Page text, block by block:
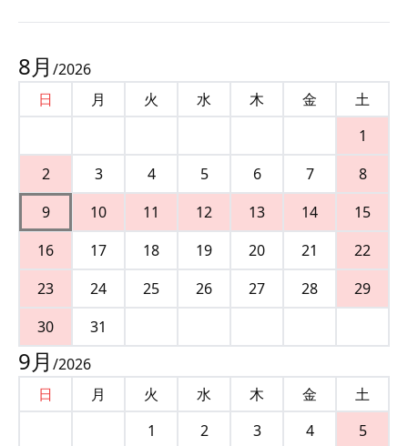
8月 /2026
日
月 火 水 木 金
土
1
2
3 4 5 6 7
8
9
10 11 12 13 14
15
16
17 18 19 20 21
22
23
24 25 26 27 28
29
30
31
9月 /2026
日
月 火 水 木 金
土
1
2 3 4
5